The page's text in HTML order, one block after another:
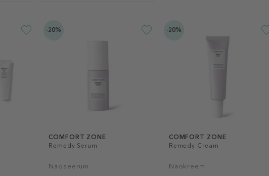
-20%
COMFORT ZONE
Remedy Serum
Näoseerum
-20%
COMFORT ZONE
Remedy Cream
Näokreem